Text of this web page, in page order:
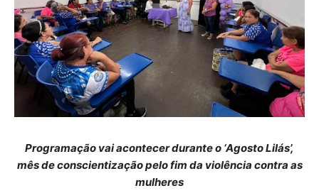
Programação vai acontecer durante o ‘Agosto Lilás’,
mês de conscientização pelo fim da violência contra as
mulheres